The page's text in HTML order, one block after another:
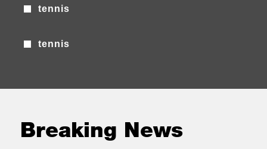
tennis
tennis
Breaking News